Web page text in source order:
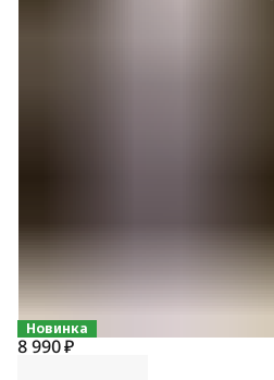
Новинка
8 990 ₽